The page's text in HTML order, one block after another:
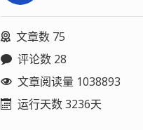
文章数 75
评论数 28
文章阅读量 1038893
运行天数 3236天